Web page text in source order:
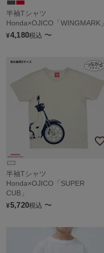
半袖Tシャツ
Honda×OJICO「WINGMARK」
¥4,180税込 〜
半袖Tシャツ
Honda×OJICO「SUPER
CUB」
¥5,720税込 〜